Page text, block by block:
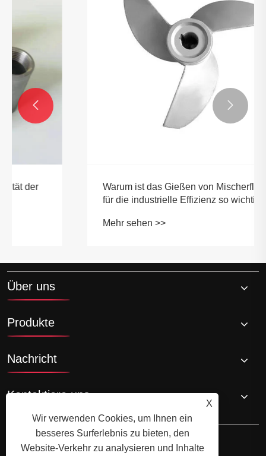
Warum ist das Gießen von Mischerflügeln
für die industrielle Effizienz so wichtig?
 
Über uns
Produkte
Nachricht
Kontaktiere uns
X
Wir verwenden Cookies, um Ihnen ein
besseres Surferlebnis zu bieten, den
Website-Verkehr zu analysieren und Inhalte